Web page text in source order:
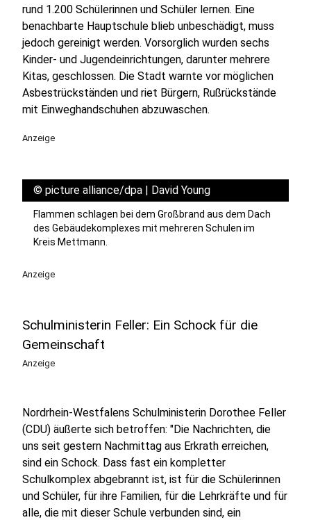
rund 1.200 Schülerinnen und Schüler lernen. Eine
benachbarte Hauptschule blieb unbeschädigt, muss
jedoch gereinigt werden. Vorsorglich wurden sechs
Kinder- und Jugendeinrichtungen, darunter mehrere
Kitas, geschlossen. Die Stadt warnte vor möglichen
Asbestrückständen und riet Bürgern, Rußrückstände
mit Einweghandschuhen abzuwaschen.
Anzeige
© picture alliance/dpa | David Young
Flammen schlagen bei dem Großbrand aus dem Dach
des Gebäudekomplexes mit mehreren Schulen im
Kreis Mettmann.
Anzeige
Schulministerin Feller: Ein Schock für die
Gemeinschaft
Anzeige
Nordrhein-Westfalens Schulministerin Dorothee Feller
(CDU) äußerte sich betroffen: "Die Nachrichten, die
uns seit gestern Nachmittag aus Erkrath erreichen,
sind ein Schock. Dass fast ein kompletter
Schulkomplex abgebrannt ist, ist für die Schülerinnen
und Schüler, für ihre Familien, für die Lehrkräfte und für
alle, die mit dieser Schule verbunden sind, ein